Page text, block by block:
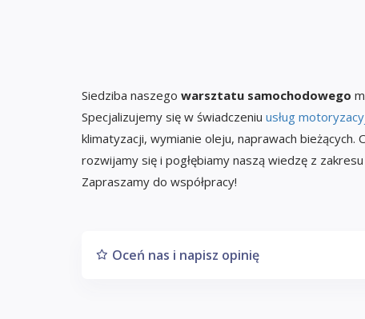
Siedziba naszego warsztatu samochodowego
Specjalizujemy się w świadczeniu usług
klimatyzacji, wymianie oleju, naprawach bieżących.
rozwijamy się i pogłębiamy naszą wiedzę z
Zapraszamy do współpracy!
Oceń nas i napisz opinię